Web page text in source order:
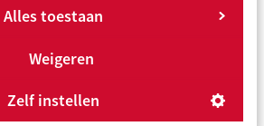
Alles toestaan
Weigeren
Zelf instellen
Deysselkrant